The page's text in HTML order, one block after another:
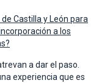
Castilla y León para
a los
a dar el paso.
experiencia que es